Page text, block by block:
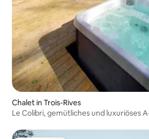
Chalet in Trois-Rives
Le Colibri, gemütliches und luxuriöses